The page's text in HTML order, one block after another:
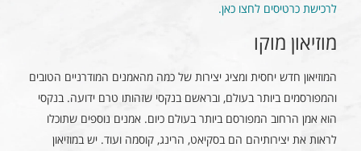
לרכישת כרטיסים לחצו כאן.
מוזיאון מוקו
המוזיאון חדש יחסית ומציג יצירות של כמה מהאמנים המודרניים הטובים
והמפורסמים ביותר בעולם, ובראשם בנקסי שזהותו טרם ידועה. בנקסי
הוא אמן הרחוב המפורסם ביותר בעולם כיום. אמנים נוספים שתוכלו
לראות את יצירותיהם הם בסקיאט, הרינג, קוסמה ועוד. יש במוזיאון